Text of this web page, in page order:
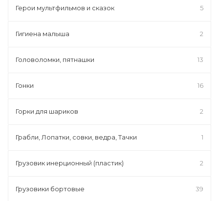
Герои мультфильмов и сказок 5
Гигиена малыша 2
Головоломки, пятнашки 13
Гонки 16
Горки для шариков 2
Грабли, Лопатки, совки, ведра, Тачки 1
Грузовик инерционный (пластик) 2
Грузовики бортовые 39